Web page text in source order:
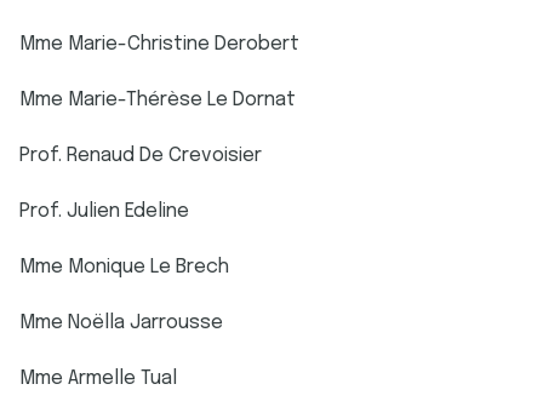
Mme Marie-Christine Derobert
Mme Marie-Thérèse Le Dornat
Prof. Renaud De Crevoisier
Prof. Julien Edeline
Mme Monique Le Brech
Mme Noëlla Jarrousse
Mme Armelle Tual